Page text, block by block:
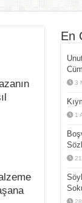
En
3
1